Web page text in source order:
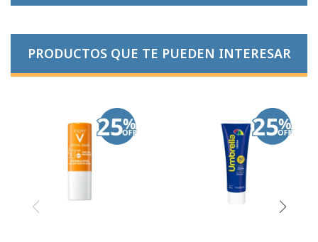
PRODUCTOS QUE TE PUEDEN INTERESAR